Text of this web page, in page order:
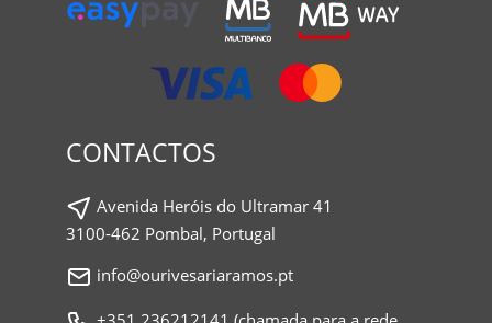
CONTACTOS
Avenida Heróis do Ultramar 41
3100-462 Pombal, Portugal
info@ourivesariaramos.pt